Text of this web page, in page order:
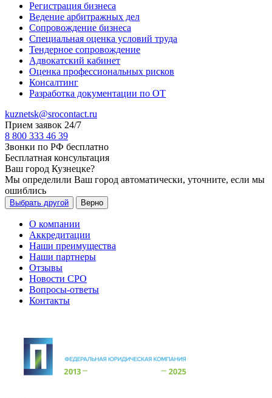
Регистрация бизнеса
Ведение арбитражных дел
Сопровождение бизнеса
Специальная оценка условий труда
Тендерное сопровождение
Адвокатский кабинет
Оценка профессиональных рисков
Консалтинг
Разработка документации по ОТ
kuznetsk@srocontact.ru
Прием заявок 24/7
8 800 333 46 39
Звонки по РФ бесплатно
Бесплатная консультация
Ваш город Кузнецке?
Мы определили Ваш город автоматически, уточните, если мы
ошиблись
Выбрать другой Верно
О компании
Аккредитации
Наши преимущества
Наши партнеры
Отзывы
Новости СРО
Вопросы-ответы
Контакты